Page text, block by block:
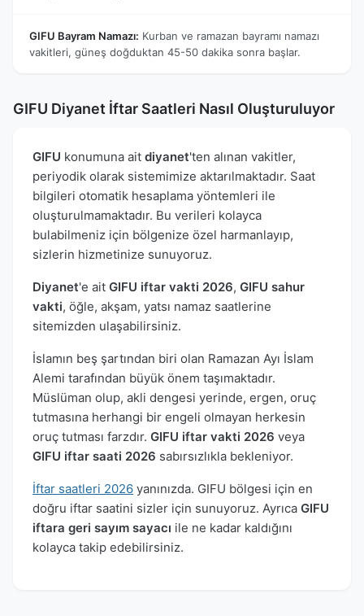
GIFU Bayram Namazı: Kurban ve ramazan bayramı namazı
vakitleri, güneş doğduktan 45-50 dakika sonra başlar.
GIFU Diyanet İftar Saatleri Nasıl Oluşturuluyor
GIFU konumuna ait diyanet'ten alınan vakitler,
periyodik olarak sistemimize aktarılmaktadır. Saat
bilgileri otomatik hesaplama yöntemleri ile
oluşturulmamaktadır. Bu verileri kolayca
bulabilmeniz için bölgenize özel harmanlayıp,
sizlerin hizmetinize sunuyoruz.
Diyanet'e ait GIFU iftar vakti 2026, GIFU sahur
vakti, öğle, akşam, yatsı namaz saatlerine
sitemizden ulaşabilirsiniz.
İslamın beş şartından biri olan Ramazan Ayı İslam
Alemi tarafından büyük önem taşımaktadır.
Müslüman olup, akli dengesi yerinde, ergen, oruç
tutmasına herhangi bir engeli olmayan herkesin
oruç tutması farzdır. GIFU iftar vakti 2026 veya
GIFU iftar saati 2026 sabırsızlıkla bekleniyor.
İftar saatleri 2026 yanınızda. GIFU bölgesi için en
doğru iftar saatini sizler için sunuyoruz. Ayrıca GIFU
iftara geri sayım sayacı ile ne kadar kaldığını
kolayca takip edebilirsiniz.